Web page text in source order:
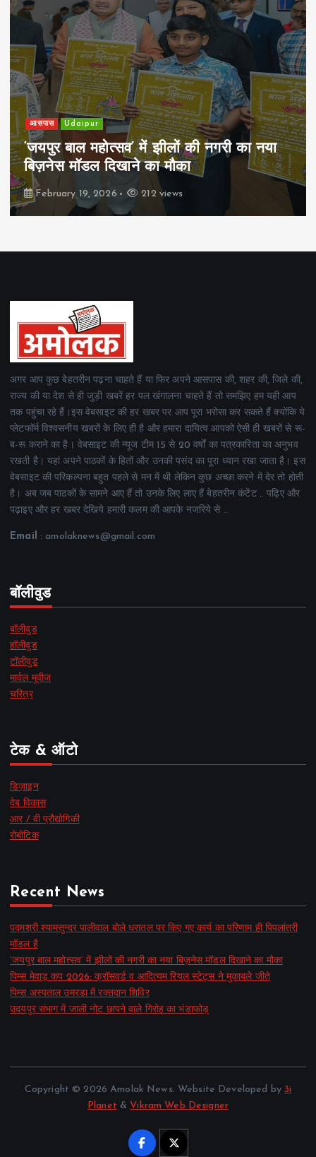
आसपास Udaipur
‘जयपुर बाल महोत्सव’ में झीलों की नगरी का नया
बिज़नेस मॉडल दिखाने का मौका
February 19, 2026 212 views
अगर आप कुछ बेहतरीन पढ़ना चाहते हैं या फिर अपने आसपास की, शहर की, जिले की,
राज्य की या देश से ही जुड़ी खबरें हर पल खंगालना चाहते हैं तो समझिए हम यही आप
तक पहुंचा रहे हैं।इस वेबसाइट की हर खबर पर आप पूरा भरोसा कर सकते हैं क्योंकि ये
प्लेटफॉर्म विश्वसनीय खबरों के लिए ही है और हमारा दायित्व आपको ऐसी ही खबरों से रू-
ब-रू कराने का है। वेबसाइट की न्यूज टीम 15 से 20 वर्षों का पत्रकारिता का अनुभव
रखती है। यहां अपने पाठकों के हितों और उनकी पसंद का पूरा ध्यान रखा जाता है। इस
वेबसाइट की परिकल्पना बहुत पहले से मन में थी लेकिन कुछ अच्छा करने में देर तो होती
है। अब जब पाठकों के सामने आए हैं तो उनके लिए लाए हैं बेहतरीन कंटेंट .. पढ़िए और
पढ़ाइए और हर खबर देखिये हमारी कलम की आपके नजरिये से ..
Email : amolaknews@gmail.com
बॉलीवुड
बॉलीवुड
हॉलीवुड
टॉलीवुड
मार्वल मूवीज
चरित्र
टेक & ऑटो
डिज़ाइन
वेब विकास
आर / वी प्रौद्योगिकी
रोबोटिक
Recent News
पद्मश्री श्यामसुन्दर पालीवाल बोले धरातल पर किए गए कार्य का परिणाम ही पिपलांत्री
मॉडल है
‘जयपुर बाल महोत्सव’ में झीलों की नगरी का नया बिज़नेस मॉडल दिखाने का मौका
पिम्स मेवाड़ कप 2026: क्रॉसवर्ड व आदित्यम रियल स्टेट्स ने मुकाबले जीते
पिम्स अस्पताल उमरडा में रक्तदान शिविर
उदयपुर संभाग में जाली नोट छापने वाले गिरोह का भंडाफोड़
Copyright © 2026 Amolak News. Website Developed by 3i
Planet & Vikram Web Designer